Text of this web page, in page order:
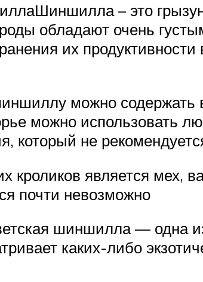
– это
обладают очень
их
можно
можно использовать
который не
кроликов является мех,
почти невозможно
шиншилла — одна
каких-либо